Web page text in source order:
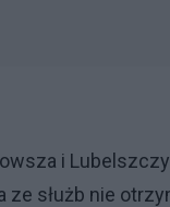
i
ze służb nie